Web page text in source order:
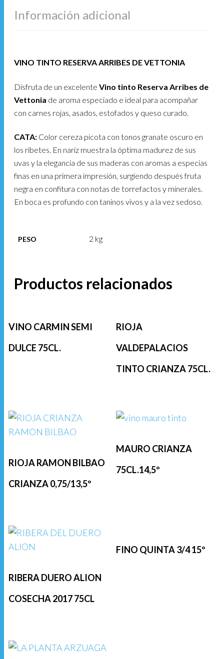
Información adicional
VINO TINTO RESERVA ARRIBES DE VETTONIA
Disfruta de un excelenteVino tinto Reserva Arribes de
Vettonia de aroma especiado e ideal para acompañar
con carnes rojas, asados, estofados y queso curado.
CATA: Color cereza picota con tonos granate oscuro en
los ribetes. En nariz muestra la óptima madurez de sus
uvas y la elegancia de sus maderas con aromas a especias
finas en una primera impresión, surgiendo después fruta
negra en confitura con notas de torrefactos y minerales.
En boca es profundo con taninos vivos y a la vez sedoso.
PESO 2 kg
Productos relacionados
VINO CARMIN SEMI
DULCE 75CL.
RIOJA
VALDEPALACIOS
TINTO CRIANZA 75CL.
RIOJA RAMON BILBAO
CRIANZA 0,75/13,5º
MAURO CRIANZA
75CL.14,5º
RIBERA DUERO ALION
COSECHA 2017 75CL
FINO QUINTA 3/4 15º